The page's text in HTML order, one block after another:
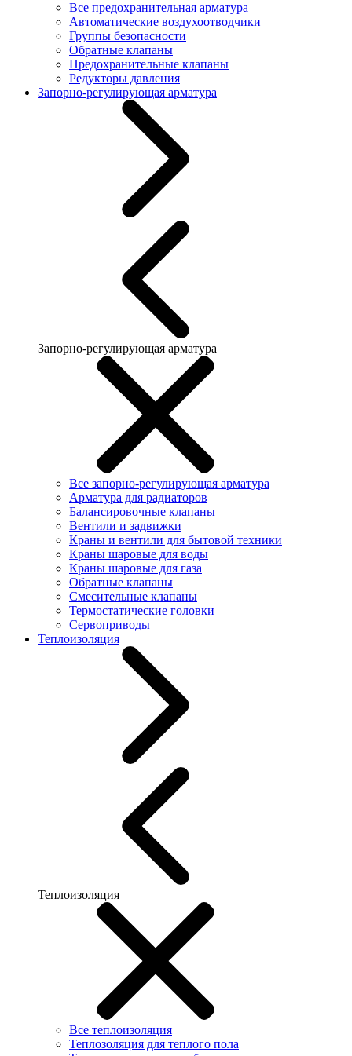
Все предохранительная арматура
Автоматические воздухоотводчики
Группы безопасности
Обратные клапаны
Предохранительные клапаны
Редукторы давления
Запорно-регулирующая арматура
Запорно-регулирующая арматура
Все запорно-регулирующая арматура
Арматура для радиаторов
Балансировочные клапаны
Вентили и задвижки
Краны и вентили для бытовой техники
Краны шаровые для воды
Краны шаровые для газа
Обратные клапаны
Смесительные клапаны
Термостатические головки
Сервоприводы
Теплоизоляция
Теплоизоляция
Все теплоизоляция
Теплозоляция для теплого пола